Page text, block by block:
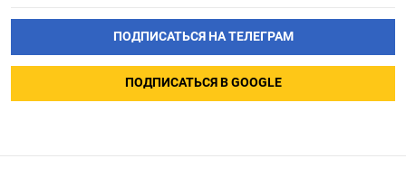
ПОДПИСАТЬСЯ НА ТЕЛЕГРАМ
ПОДПИСАТЬСЯ В GOOGLE